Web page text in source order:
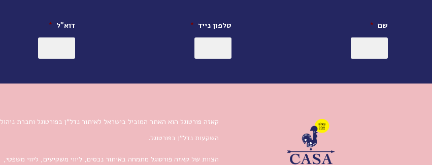
שם * טלפון נייד * דוא״ל *
קאזה פורטוגל הוא האתר המוביל בישראל לאיתור נדל”ן בפורטוגל וחברת ניהול
השקעות נדל”ן בפורטוגל.
הצוות של קאזה פורטוגל מתמחה באיתור נכסים, ליווי משקיעים, ליווי משפטי,